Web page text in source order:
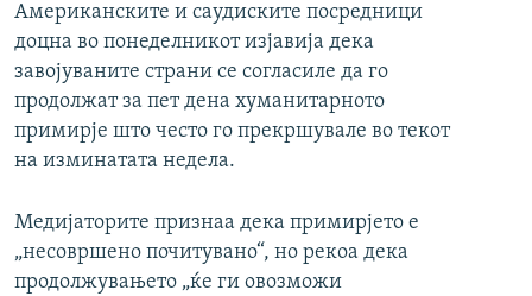
Американските и саудиските посредници
доцна во понеделникот изјавија дека
завојуваните страни се согласиле да го
продолжат за пет дена хуманитарното
примирје што често го прекршувале во текот
на изминатата недела.
Медијаторите признаа дека примирјето е
„несовршено почитувано“, но рекоа дека
продолжувањето „ќе ги овозможи